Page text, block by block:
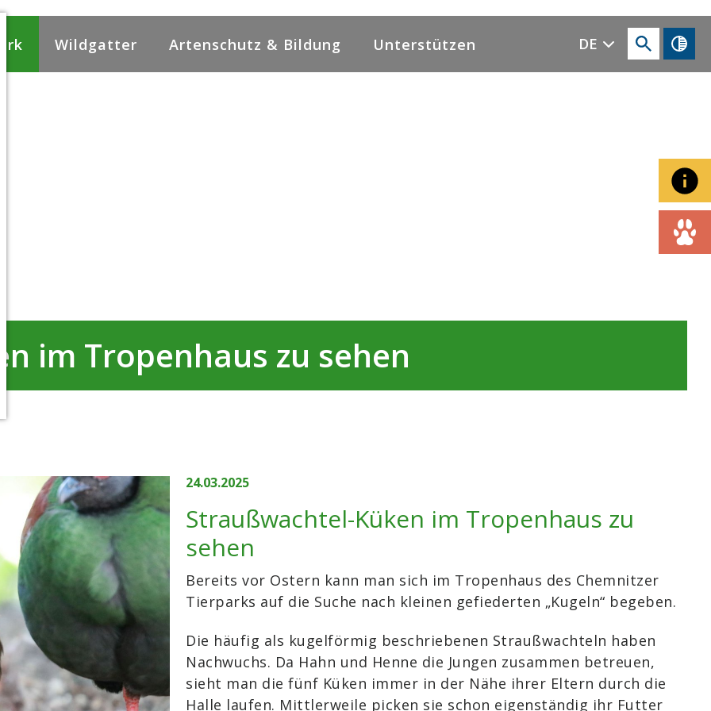
Wildgatter Artenschutz & Bildung Unterstützen DE
im Tropenhaus zu sehen
24.03.2025
Straußwachtel-Küken im Tropenhaus zu
sehen
Bereits vor Ostern kann man sich im Tropenhaus des Chemnitzer
Tierparks auf die Suche nach kleinen gefiederten „Kugeln“ begeben.
Die häufig als kugelförmig beschriebenen Straußwachteln haben
Nachwuchs. Da Hahn und Henne die Jungen zusammen betreuen,
sieht man die fünf Küken immer in der Nähe ihrer Eltern durch die
Halle laufen. Mittlerweile picken sie schon eigenständig ihr Futter